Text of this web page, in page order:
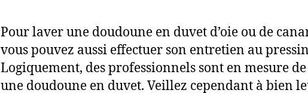
Pour laver une doudoune en duvet d’oie ou de
vous pouvez aussi effectuer son entretien au
Logiquement, des professionnels sont en mesure
une doudoune en duvet. Veillez cependant à bien